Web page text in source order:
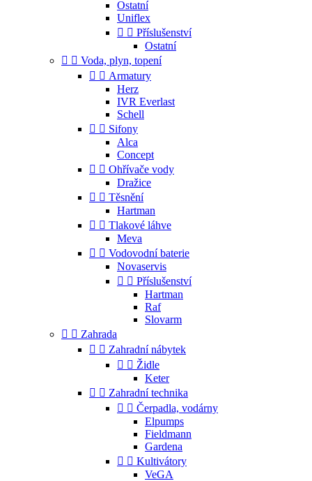
Ostatní
Uniflex
  Příslušenství
Ostatní
  Voda, plyn, topení
  Armatury
Herz
IVR Everlast
Schell
  Sifony
Alca
Concept
  Ohřívače vody
Dražice
  Těsnění
Hartman
  Tlakové láhve
Meva
  Vodovodní baterie
Novaservis
  Příslušenství
Hartman
Raf
Slovarm
  Zahrada
  Zahradní nábytek
  Židle
Keter
  Zahradní technika
  Čerpadla, vodárny
Elpumps
Fieldmann
Gardena
  Kultivátory
VeGA